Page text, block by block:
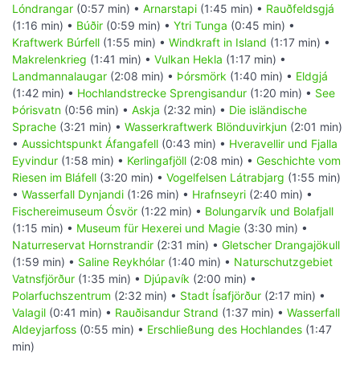
Lóndrangar (0:57 min) • Arnarstapi (1:45 min) • Rauðfeldsgjá
(1:16 min) • Búðir (0:59 min) • Ytri Tunga (0:45 min) •
Kraftwerk Búrfell (1:55 min) • Windkraft in Island (1:17 min) •
Makrelenkrieg (1:41 min) • Vulkan Hekla (1:17 min) •
Landmannalaugar (2:08 min) • Þórsmörk (1:40 min) • Eldgjá
(1:42 min) • Hochlandstrecke Sprengisandur (1:20 min) • See
Þórisvatn (0:56 min) • Askja (2:32 min) • Die isländische
Sprache (3:21 min) • Wasserkraftwerk Blönduvirkjun (2:01 min)
• Aussichtspunkt Áfangafell (0:43 min) • Hveravellir und Fjalla
Eyvindur (1:58 min) • Kerlingafjöll (2:08 min) • Geschichte vom
Riesen im Bláfell (3:20 min) • Vogelfelsen Látrabjarg (1:55 min)
• Wasserfall Dynjandi (1:26 min) • Hrafnseyri (2:40 min) •
Fischereimuseum Ósvör (1:22 min) • Bolungarvík und Bolafjall
(1:15 min) • Museum für Hexerei und Magie (3:30 min) •
Naturreservat Hornstrandir (2:31 min) • Gletscher Drangajökull
(1:59 min) • Saline Reykhólar (1:40 min) • Naturschutzgebiet
Vatnsfjörður (1:35 min) • Djúpavík (2:00 min) •
Polarfuchszentrum (2:32 min) • Stadt Ísafjörður (2:17 min) •
Valagil (0:41 min) • Rauðisandur Strand (1:37 min) • Wasserfall
Aldeyjarfoss (0:55 min) • Erschließung des Hochlandes (1:47
min)